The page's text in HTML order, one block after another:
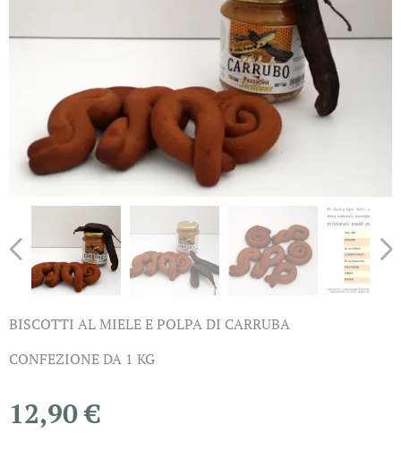
BISCOTTI AL MIELE E POLPA DI CARRUBA
CONFEZIONE DA 1 KG
12,90€